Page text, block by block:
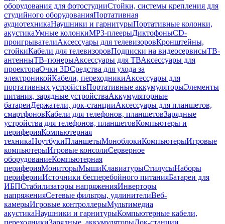
оборудования для фотостудииСтойки, системы крепления для
студийного оборудованияПортативная
аудиотехникаНаушники и гарнитурыПортативные колонки,
акустикаУмные колонкиMP3-плеерыДиктофоныCD-
проигрывателиАксессуары для телевизоровКронштейны,
стойкиКабели для телевизоровПодписки на видеосервисыТВ-
антенныТВ-тюнерыАксессуары для ТВАксессуары для
проектораОчки 3DСредства для ухода за
электроникойКабели, переходникиАксессуары для
портативных устройствПортативные аккумуляторыЭлементы
питания, зарядные устройстваАккумуляторные
батареиДержатели, док-станцииАксессуары для планшетов,
смартфоновКабели для телефонов, планшетовЗарядные
устройства для телефонов, планшетовКомпьютеры и
периферияКомпьютерная
техникаНоутбукиПланшетыМоноблокиКомпьютерыИгровые
компьютерыИгровые консолиСерверное
оборудованиеКомпьютерная
периферияМониторыМышиКлавиатурыСтилусыНаборы
периферииИсточники бесперебойного питанияБатареи для
ИБПСтабилизаторы напряженияИнверторы
напряженияСетевые фильтры, удлинителиВеб-
камерыИгровые контроллерыМультимедиа
акустикаНаушники и гарнитурыКомпьютерные кабели,
переходникиЗарядные, аккумуляторыДок-станции,